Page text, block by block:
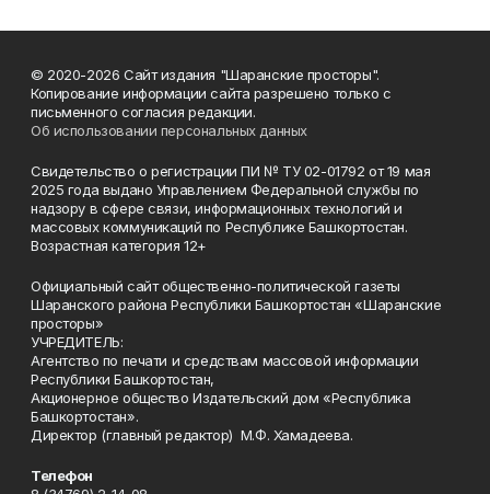
© 2020-2026 Сайт издания "Шаранские просторы".
Копирование информации сайта разрешено только с
письменного согласия редакции.
Об использовании персональных данных
Свидетельство о регистрации ПИ № ТУ 02-01792 от 19 мая
2025 года выдано Управлением Федеральной службы по
надзору в сфере связи, информационных технологий и
массовых коммуникаций по Республике Башкортостан.
Возрастная категория 12+
Официальный сайт общественно-политической газеты
Шаранского района Республики Башкортостан «Шаранские
просторы»
УЧРЕДИТЕЛЬ:
Агентство по печати и средствам массовой информации
Республики Башкортостан,
Акционерное общество Издательский дом «Республика
Башкортостан».
Директор (главный редактор) М.Ф. Хамадеева.
Телефон